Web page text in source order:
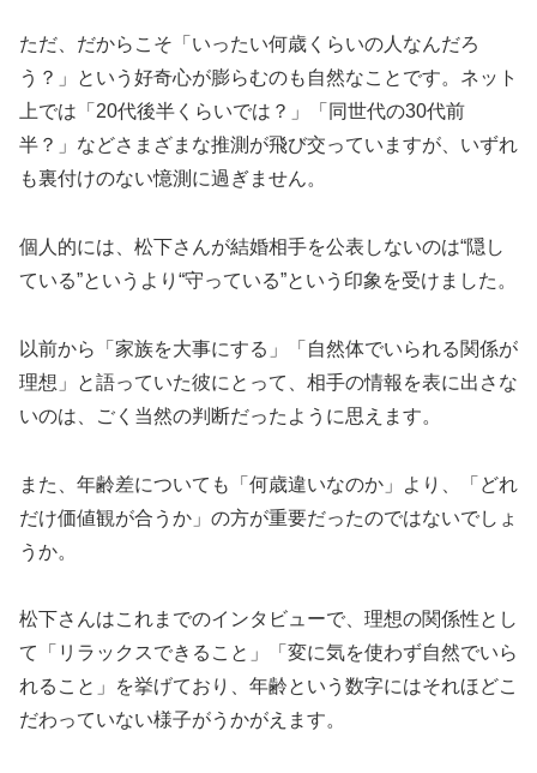
ただ、だからこそ「いったい何歳くらいの人なんだろ
う？」という好奇心が膨らむのも自然なことです。ネット
上では「20代後半くらいでは？」「同世代の30代前
半？」などさまざまな推測が飛び交っていますが、いずれ
も裏付けのない憶測に過ぎません。
個人的には、松下さんが結婚相手を公表しないのは“隠し
ている”というより“守っている”という印象を受けました。
以前から「家族を大事にする」「自然体でいられる関係が
理想」と語っていた彼にとって、相手の情報を表に出さな
いのは、ごく当然の判断だったように思えます。
また、年齢差についても「何歳違いなのか」より、「どれ
だけ価値観が合うか」の方が重要だったのではないでしょ
うか。
松下さんはこれまでのインタビューで、理想の関係性とし
て「リラックスできること」「変に気を使わず自然でいら
れること」を挙げており、年齢という数字にはそれほどこ
だわっていない様子がうかがえます。